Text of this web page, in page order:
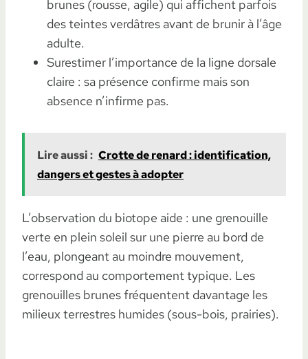
brunes (rousse, agile) qui affichent parfois
des teintes verdâtres avant de brunir à l’âge
adulte.
Surestimer l’importance de la ligne dorsale
claire : sa présence confirme mais son
absence n’infirme pas.
Lire aussi : Crotte de renard : identification,
dangers et gestes à adopter
L’observation du biotope aide : une grenouille
verte en plein soleil sur une pierre au bord de
l’eau, plongeant au moindre mouvement,
correspond au comportement typique. Les
grenouilles brunes fréquentent davantage les
milieux terrestres humides (sous-bois, prairies).